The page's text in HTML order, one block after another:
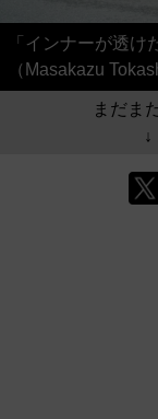
「インナーが透
（Masakazu
まだま